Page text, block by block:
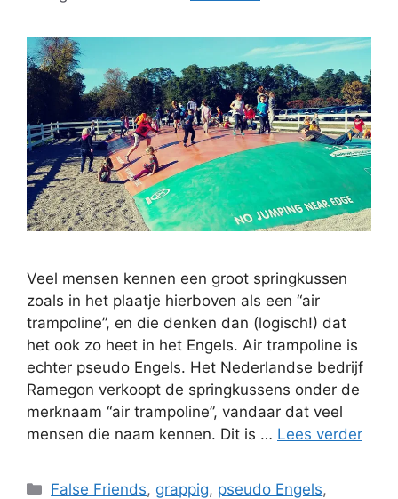
Veel mensen kennen een groot springkussen
zoals in het plaatje hierboven als een “air
trampoline”, en die denken dan (logisch!) dat
het ook zo heet in het Engels. Air trampoline is
echter pseudo Engels. Het Nederlandse bedrijf
Ramegon verkoopt de springkussens onder de
merknaam “air trampoline”, vandaar dat veel
mensen die naam kennen. Dit is … Lees verder
Categorieën
False Friends, grappig, pseudo Engels,